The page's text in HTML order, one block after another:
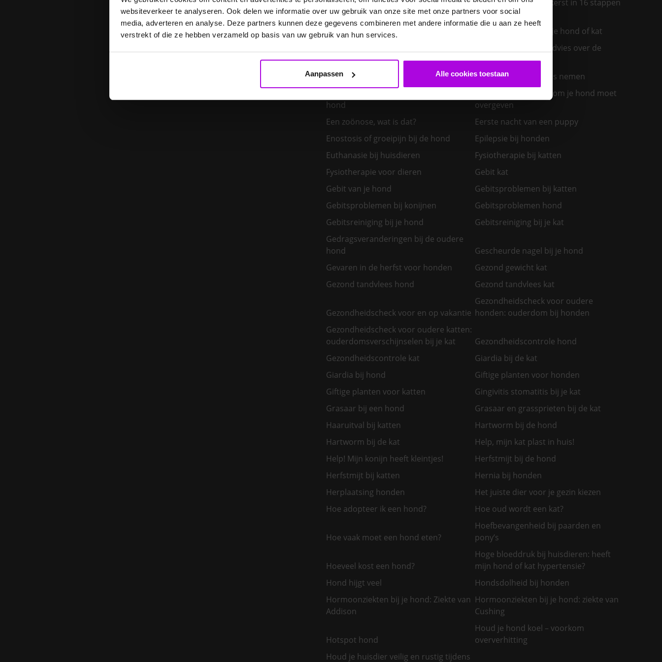
websiteverkeer te analyseren. Ook delen we informatie over uw gebruik van onze site met onze partners voor social
media, adverteren en analyse. Deze partners kunnen deze gegevens combineren met andere informatie die u aan ze heeft
verstrekt of die ze hebben verzameld op basis van uw gebruik van hun services.
Aanpassen Alle cookies toestaan
E. cuniculi bij het konijn
Een diervriendelijke kerst in 16 stappen
Een hond kiezen – welk hondenras past
bij mij?
Een insectenbeet bij je hond of kat
Een klein huisdier kiezen
Een konijn in huis – advies over de
verzorging
Een nieuw kitten in huis
Een nieuwe kat in huis nemen
hond
Een zieke hond: waarom je hond moet
overgeven
Een zoönose, wat is dat?
Eerste nacht van een puppy
Enostosis of groeipijn bij de hond
Epilepsie bij honden
Euthanasie bij huisdieren
Fysiotherapie bij katten
Fysiotherapie voor dieren
Gebit kat
Gebit van je hond
Gebitsproblemen bij katten
Gebitsproblemen bij konijnen
Gebitsproblemen hond
Gebitsreiniging bij je hond
Gebitsreiniging bij je kat
Gedragsveranderingen bij de oudere
hond
Gescheurde nagel bij je hond
Gevaren in de herfst voor honden
Gezond gewicht kat
Gezond tandvlees hond
Gezond tandvlees kat
Gezondheidscheck voor en op vakantie
Gezondheidscheck voor oudere
honden: ouderdom bij honden
Gezondheidscheck voor oudere katten:
ouderdomsverschijnselen bij je kat
Gezondheidscontrole hond
Gezondheidscontrole kat
Giardia bij de kat
Giardia bij hond
Giftige planten voor honden
Giftige planten voor katten
Gingivitis stomatitis bij je kat
Grasaar bij een hond
Grasaar en grassprieten bij de kat
Haaruitval bij katten
Hartworm bij de hond
Hartworm bij de kat
Help, mijn kat plast in huis!
Help! Mijn konijn heeft kleintjes!
Herfstmijt bij de hond
Herfstmijt bij katten
Hernia bij honden
Herplaatsing honden
Het juiste dier voor je gezin kiezen
Hoe adopteer ik een hond?
Hoe oud wordt een kat?
Hoe vaak moet een hond eten?
Hoefbevangenheid bij paarden en
pony’s
Hoeveel kost een hond?
Hoge bloeddruk bij huisdieren: heeft
mijn hond of kat hypertensie?
Hond hijgt veel
Hondsdolheid bij honden
Hormoonziekten bij je hond: Ziekte van
Addison
Hormoonziekten bij je hond: ziekte van
Cushing
Hotspot hond
Houd je hond koel – voorkom
oververhitting
Houd je huisdier veilig en rustig tijdens